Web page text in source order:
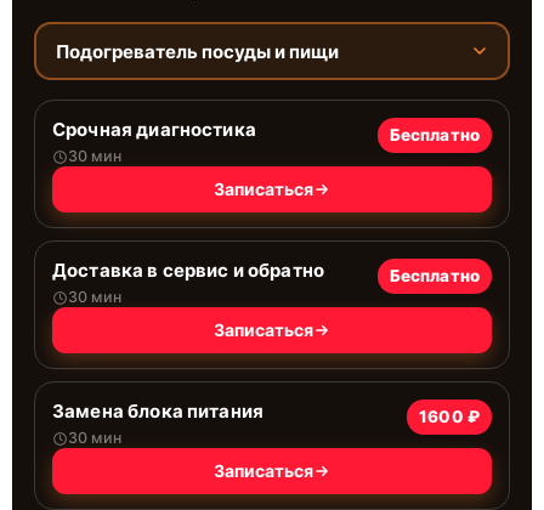
Подогреватель посуды и пищи
Срочная диагностика
30 мин
Бесплатно
Записаться
Доставка в сервис и обратно
30 мин
Бесплатно
Записаться
Замена блока питания
30 мин
1600 ₽
Записаться